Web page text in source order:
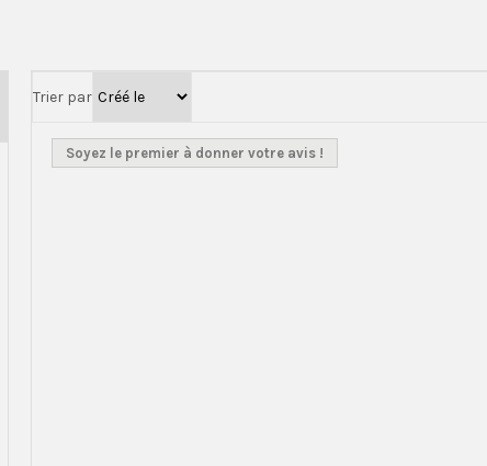
Trier par
Soyez le premier à donner votre avis !